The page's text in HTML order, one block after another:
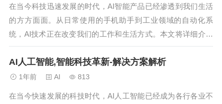
在当今科技迅速发展的时代，AI智能产品已经渗透到我们生活
的方方面面。从日常使用的手机助手到工业领域的自动化系
统，AI技术正在改变我们的工作和生活方式。本文将详细介绍
常见的AI智能产品及其应用，帮助读者更好地了解这一前沿领
域。...
AI人工智能,智能科技革新-解决方案解析
1年前 AI 813
在当今快速发展的科技时代，AI人工智能已经成为各行各业不